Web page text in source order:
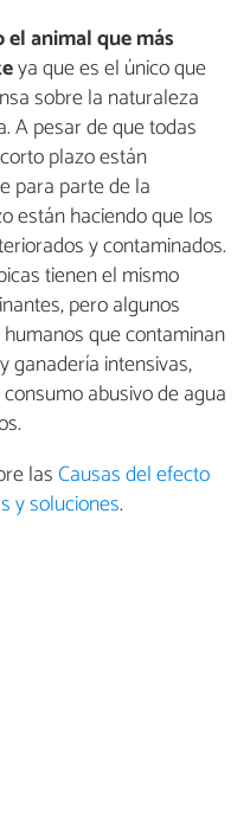
animal que más
ya que es el único que
sobre la naturaleza
A pesar de que todas
plazo están
para parte de la
están haciendo que los
y contaminados.
tienen el mismo
pero algunos
que contaminan
ganadería intensivas,
abusivo de agua
lasCausas del efecto
y soluciones.